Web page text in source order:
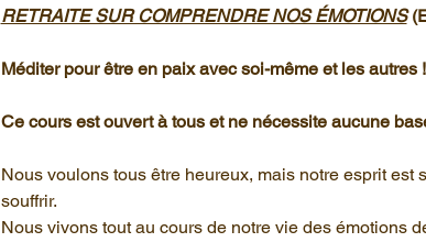
RETRAITE SUR COMPRENDRE NOS ÉMOTIONS
Méditer pour être en paix avec soi-même et les autres !
Ce cours est ouvert à tous et ne nécessite aucune
Nous voulons tous être heureux, mais notre esprit
souffrir.
Nous vivons tout au cours de notre vie des émotions